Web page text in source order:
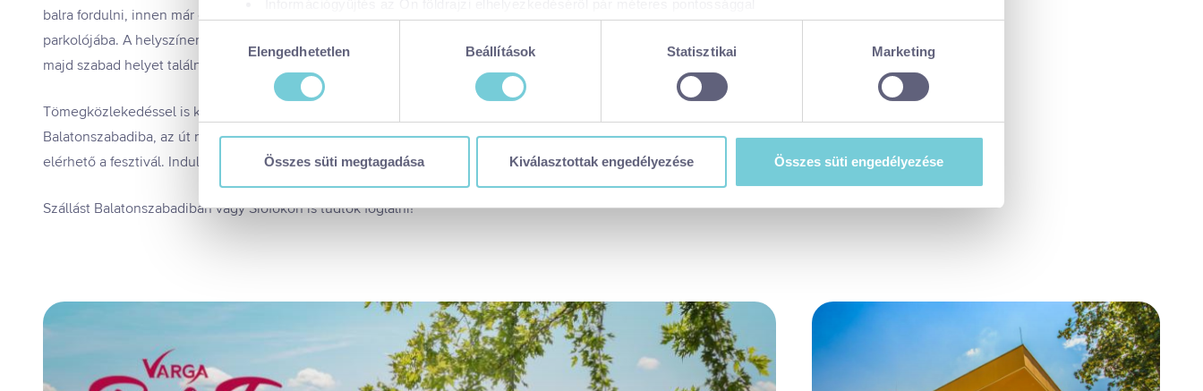
Az Ön készülékén beazonosítása annak konkrét tulajdonságainak (ujjlenyomat) aktív ellenőrzésével
Tudjon meg többet személyes adatainak feldolgozási módjairól és adja meg preferenciáit a
Részletek pontban. Bármikor
módosíthatja vagy visszavonhatja a Sütinyilatkozathoz való hozzájárulását.
biztonságos böngészés mellett a legjobb felhasználói élményt nyújtsa. Ha bővebb információkat szeretne e sütik
használatáról és arról, hogyan módosíthatja a beállításokat, kattintson ide a részeletes süti
visszavonása nem érinti a hozzájáruláson alapuló, a visszavonás előtti adatkezelés jogszerűségét.
kiválasztásaElengedhetetlen Beállítások Statisztikai Marketing
Összes süti megtagadása Kiválasztottak engedélyezése Összes süti engedélyezése
balra fordulni, innen már csak egy rövid, kb. 500 méteres egyenes szakasz, és meg is érkeztek a fesztivál
parkolójába. A helyszínen kijelölt, izetős parkoló vár benneteket, figyeljetek a forgalomirányítókra, segítenek
majd szabad helyet találni.
Tömegközlekedéssel is könnyű a dolgotok, Siófok buszpályaudvaráról óránként indulnak járatok
Balatonszabadiba, az út nagyjából 15 perc, onnan pedig az első megállótól egy kellemes, kb. 10 perces sétával
elérhető a fesztivál. Indulhat a nyári kaland!
Szállást Balatonszabadiban vagy Siófokon is tudtok foglalni!